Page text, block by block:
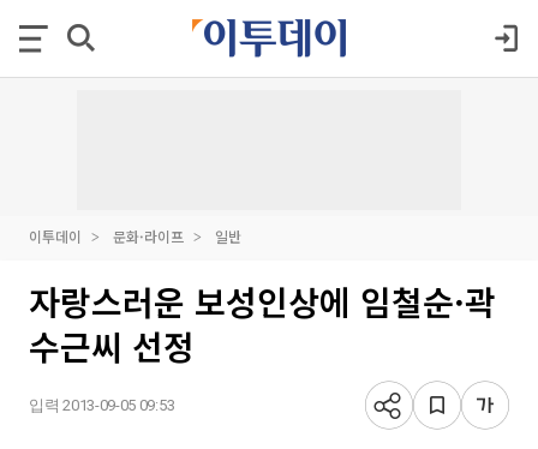
이투데이 문화·라이프 일반
자랑스러운 보성인상에 임철순·곽
수근씨 선정
입력 2013-09-05 09:53